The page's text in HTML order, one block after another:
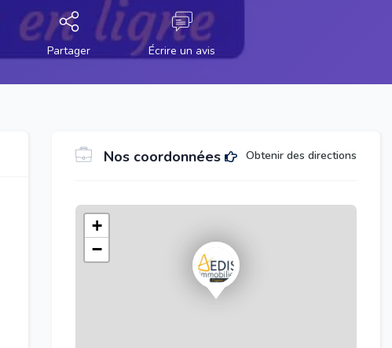
Partager Écrire un avis
Nos coordonnées Obtenir des directions
+
−